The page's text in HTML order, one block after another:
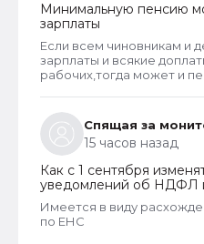
Минимальную пенсию
зарплаты
Если всем чиновникам и
зарплаты и всякие
рабочих,тогда может и
Спящая за
15 часов назад
Как с 1 сентября
уведомлений об НДФЛ и
Имеется в виду
по ЕНС